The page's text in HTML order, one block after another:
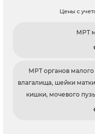
Цены с
МРТ
МРТ органов малого
влагалища, шейки
кишки, мочевого